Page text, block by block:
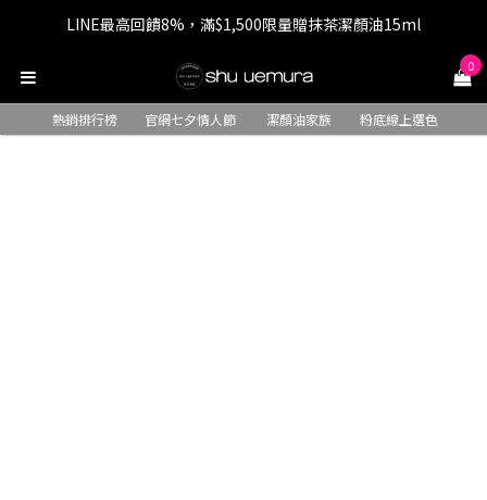
七夕情人節 全站9折，下單享免運+贈$200回購金
LINE最高回饋8%，滿$1,500限量贈抹茶潔顏油15ml
七夕情人節 全站9折，下單享免運+贈$200回購金 0
熱銷排行榜 官網七夕情人節 潔顏油家族 粉底線上選色